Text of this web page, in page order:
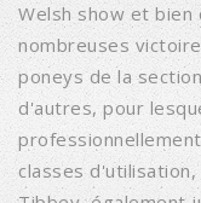
Welsh show et
nombreuses
poneys de la
d'autres, pour
classes d'utilisation,